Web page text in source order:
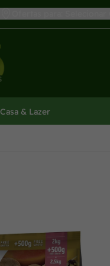
Casa & Lazer